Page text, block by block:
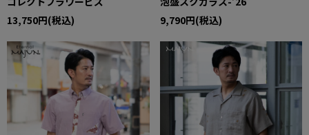
13,750円(税込)
9,790円(税込)